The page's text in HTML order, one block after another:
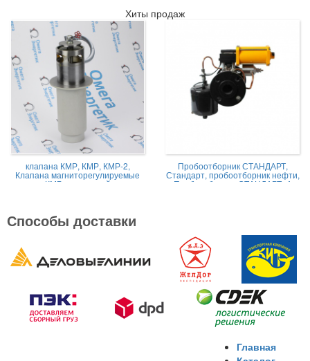
Хиты продаж
клапана КМР, КМР, КМР-2,
Клапана магниторегулируемые
КМР жидкостной
Пробоотборник СТАНДАРТ,
Стандарт, пробоотборник нефти,
Пробоотборник СТАНДАРТ -А
Способы доставки
Главная